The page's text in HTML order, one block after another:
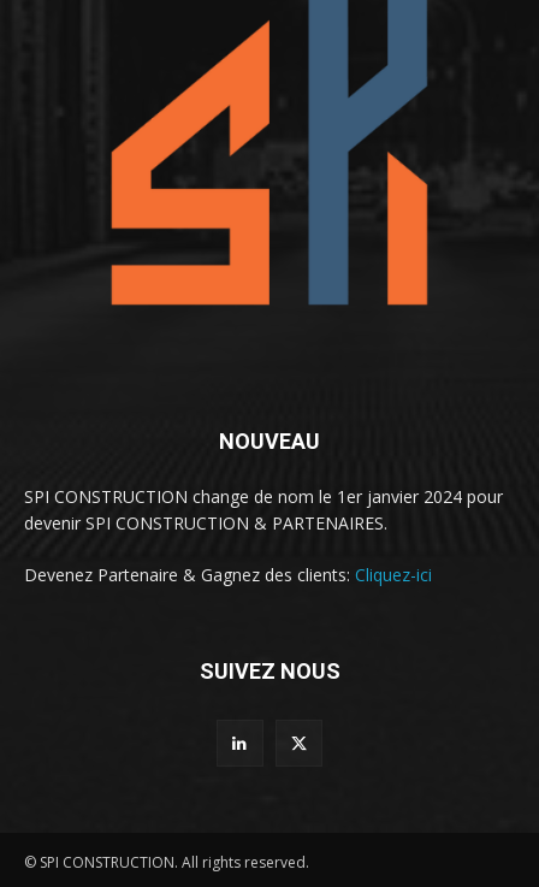
NOUVEAU
SPI CONSTRUCTION change de nom le 1er janvier 2024 pour
devenir SPI CONSTRUCTION & PARTENAIRES.
Devenez Partenaire & Gagnez des clients: Cliquez-ici
SUIVEZ NOUS
© SPI CONSTRUCTION. All rights reserved.